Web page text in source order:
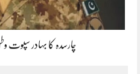
چارسدہ کا بہادر سپوت